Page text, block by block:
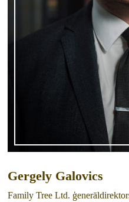
Gergely Galovics
Family Tree Ltd.